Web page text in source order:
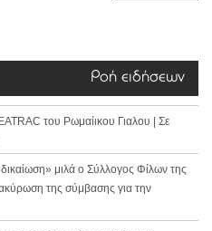
Ροή ειδήσεων
του Ρωμαίικου Γιαλου | Σε
μιλά ο Σύλλογος Φίλων της
της σύμβασης για την